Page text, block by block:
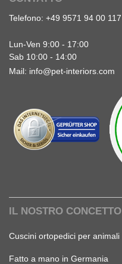
Telefono: +49 9571 94 00 117
Lun-Ven 9:00 - 17:00
Sab 10:00 - 14:00
Mail: info@pet-interiors.com
IL NOSTRO CONCETTO
Cuscini ortopedici per animali
Fatto a mano in Germania